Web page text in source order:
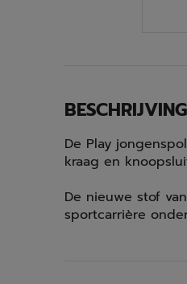
BESCHRIJVING
De Play
kraag en
De nieuwe stof
sportcarrière